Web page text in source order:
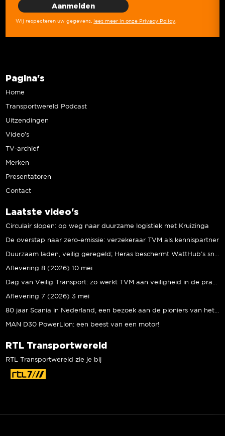
Wij respecteren uw gegevens, lees meer in onze Privacy Policy
Pagina's
Home
Transportwereld Podcast
Uitzendingen
Video’s
TV-archief
Merken
Presentatoren
Contact
Laatste video's
Circulair slopen: op weg naar duurzame logistiek met Kruizinga
De overstap naar zero-emissie: verzekeraar TVM als kennispartner
Aflevering 8 (2026) 10 mei
Aflevering 7 (2026) 3 mei
MAN D30 PowerLion: een beest van een motor!
RTL Transportwereld
RTL Transportwereld zie je bij